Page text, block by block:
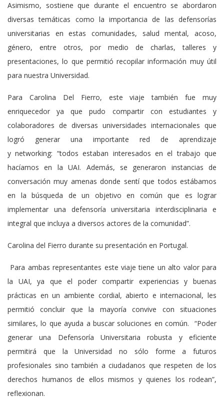
Asimismo, sostiene que durante el encuentro se abordaron
diversas temáticas como la importancia de las defensorías
universitarias en estas comunidades, salud mental, acoso,
género, entre otros, por medio de charlas, talleres y
presentaciones, lo que permitió recopilar información muy útil
para nuestra Universidad.
Para Carolina Del Fierro, este viaje también fue muy
enriquecedor ya que pudo compartir con estudiantes y
colaboradores de diversas universidades internacionales que
logró generar una importante red de aprendizaje
y networking: “todos estaban interesados en el trabajo que
hacíamos en la UAI. Además, se generaron instancias de
conversación muy amenas donde sentí que todos estábamos
en la búsqueda de un objetivo en común que es lograr
implementar una defensoría universitaria interdisciplinaria e
integral que incluya a diversos actores de la comunidad”.
Carolina del Fierro durante su presentación en Portugal.
Para ambas representantes este viaje tiene un alto valor para
la UAI, ya que el poder compartir experiencias y buenas
prácticas en un ambiente cordial, abierto e internacional, les
permitió concluir que la mayoría convive con situaciones
similares, lo que ayuda a buscar soluciones en común. “Poder
generar una Defensoría Universitaria robusta y eficiente
permitirá que la Universidad no sólo forme a futuros
profesionales sino también a ciudadanos que respeten de los
derechos humanos de ellos mismos y quienes los rodean”,
reflexionan.